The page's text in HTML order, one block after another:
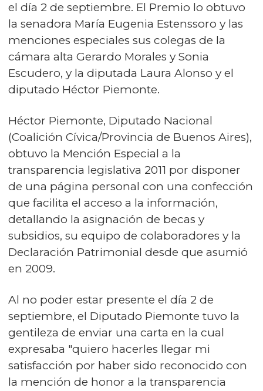
el día 2 de septiembre. El Premio lo obtuvo
la senadora María Eugenia Estenssoro y las
menciones especiales sus colegas de la
cámara alta Gerardo Morales y Sonia
Escudero, y la diputada Laura Alonso y el
diputado Héctor Piemonte.
Héctor Piemonte, Diputado Nacional
(Coalición Cívica/Provincia de Buenos Aires),
obtuvo la Mención Especial a la
transparencia legislativa 2011 por disponer
de una página personal con una confección
que facilita el acceso a la información,
detallando la asignación de becas y
subsidios, su equipo de colaboradores y la
Declaración Patrimonial desde que asumió
en 2009.
Al no poder estar presente el día 2 de
septiembre, el Diputado Piemonte tuvo la
gentileza de enviar una carta en la cual
expresaba "quiero hacerles llegar mi
satisfacción por haber sido reconocido con
la mención de honor a la transparencia